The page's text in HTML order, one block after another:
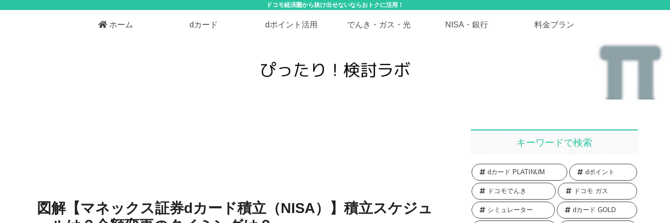
ドコモ経済圏から抜け出せないならおトクに活用！
ホーム dカード dポイント活用 でんき・ガス・光 NISA・銀行 料金プラン
図解【マネックス証券dカード積立（NISA）】積立スケジュ
キーワードで検索
dカード PLATINUM dポイント
ドコモでんき ドコモ ガス
シミュレーター dカード GOLD